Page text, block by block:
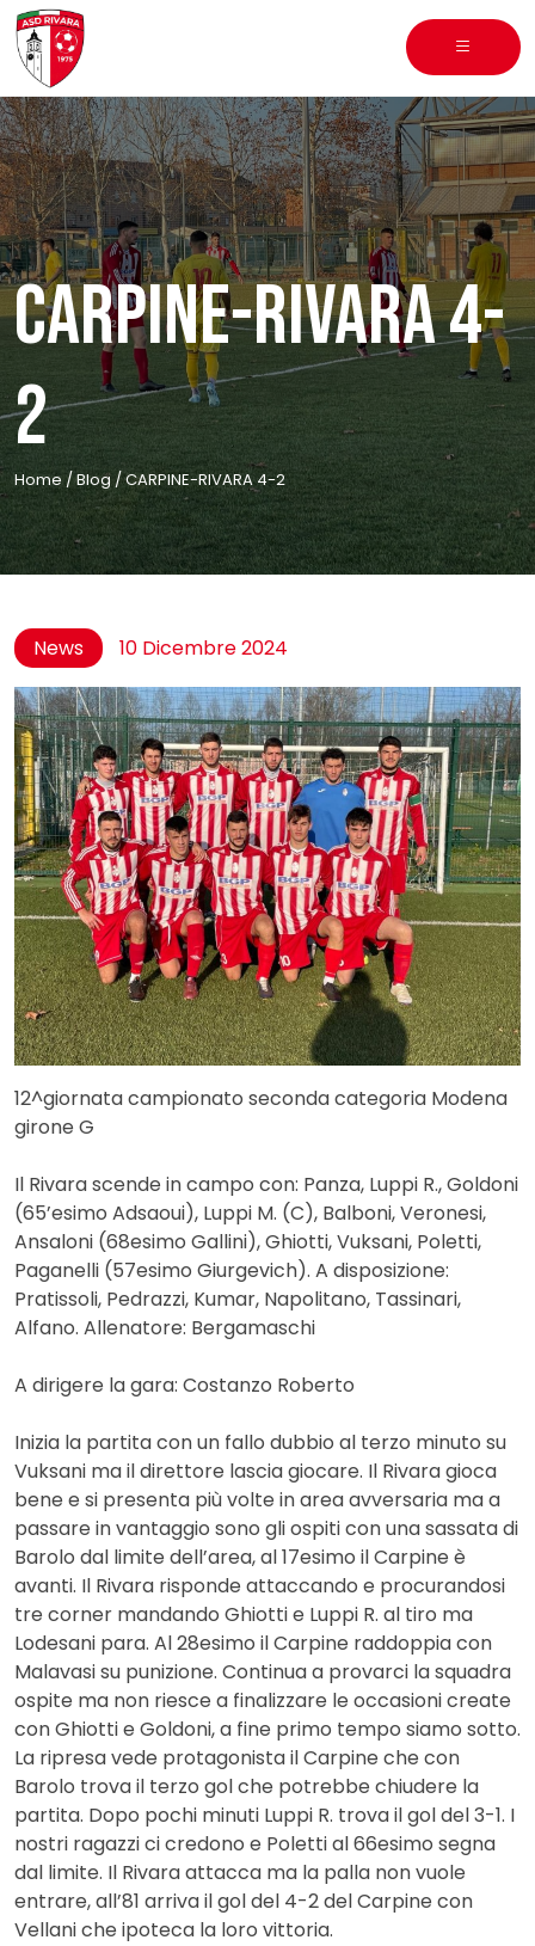
Skip
to
content
CARPINE-RIVARA 4-
2
Home /Blog /CARPINE-RIVARA 4-2
News 10 Dicembre 2024
12^giornata campionato seconda categoria Modena
girone G
Il Rivara scende in campo con: Panza, Luppi R., Goldoni
(65’esimo Adsaoui), Luppi M. (C), Balboni, Veronesi,
Ansaloni (68esimo Gallini), Ghiotti, Vuksani, Poletti,
Paganelli (57esimo Giurgevich). A disposizione:
Pratissoli, Pedrazzi, Kumar, Napolitano, Tassinari,
Alfano. Allenatore: Bergamaschi
A dirigere la gara: Costanzo Roberto
Inizia la partita con un fallo dubbio al terzo minuto su
Vuksani ma il direttore lascia giocare. Il Rivara gioca
bene e si presenta più volte in area avversaria ma a
passare in vantaggio sono gli ospiti con una sassata di
Barolo dal limite dell’area, al 17esimo il Carpine è
avanti. Il Rivara risponde attaccando e procurandosi
tre corner mandando Ghiotti e Luppi R. al tiro ma
Lodesani para. Al 28esimo il Carpine raddoppia con
Malavasi su punizione. Continua a provarci la squadra
ospite ma non riesce a finalizzare le occasioni create
con Ghiotti e Goldoni, a fine primo tempo siamo sotto.
La ripresa vede protagonista il Carpine che con
Barolo trova il terzo gol che potrebbe chiudere la
partita. Dopo pochi minuti Luppi R. trova il gol del 3-1. I
nostri ragazzi ci credono e Poletti al 66esimo segna
dal limite. Il Rivara attacca ma la palla non vuole
entrare, all’81 arriva il gol del 4-2 del Carpine con
Vellani che ipoteca la loro vittoria.